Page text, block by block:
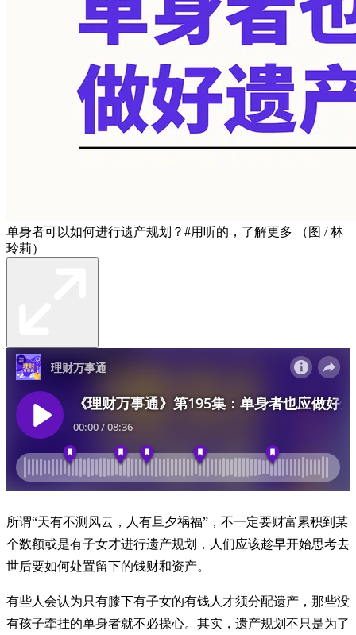
单身者可以如何进行遗产规划？#用听的，了解更多 （图 / 林
玲莉）
所谓“天有不测风云，人有旦夕祸福”，不一定要财富累积到某
个数额或是有子女才进行遗产规划，人们应该趁早开始思考去
世后要如何处置留下的钱财和资产。
有些人会认为只有膝下有子女的有钱人才须分配遗产，那些没
有孩子牵挂的单身者就不必操心。其实，遗产规划不只是为了